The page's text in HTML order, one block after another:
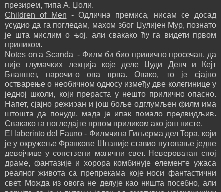
презирем, типа А. Џоли.
Children of Men - Одлична премиса, нисам се досад
усудио да га погледам, махом због Џулијен Мур, познато
је шта мислим о њој, али свакако ћу га видети првом
приликом.
Notes on a Scandal - Филм би био прилично просечан, да
није глумачких лекција које деле Џуди Денч и Кејт
Бланшет, нарочито ова прва. Овако, то је сјајно
остварење о необичном односу између две колегинице у
једној школи, који прераста у нешто прилично опасно.
Напет, сјајно режиран и још боље одглумљен филм има
штошта да понуди, мада је ипак помало предвидљив.
Свакако га погледајте првом приликом ако још нисте.
El laberinto del Fauno- Филмчина Гиљерма дел Тора, који
је у окружење Франкове Шпаније ставио путовање једне
девојчице у сопствени магични свет. Невероватан спој
драме, фантазије и хорора комбинује елементе ужаса
реалног живота са препрекама које носи фантастични
свет. Можда из овога не делује као ништа посебно, али